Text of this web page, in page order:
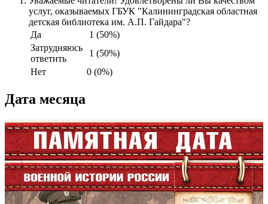
услуг, оказываемых ГБУК "Калининградская областная
детская библиотека им. А.П. Гайдара"?
Да
1 (50%)
Затрудняюсь
ответить
1 (50%)
Нет
0 (0%)
Дата месяца